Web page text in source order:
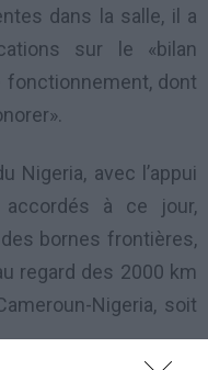
dans la salle, il a
sur le «bilan
fonctionnement, dont
Nigeria, avec l’appui
à ce jour,
bornes frontières,
regard des 2000 km
Nigeria, soit